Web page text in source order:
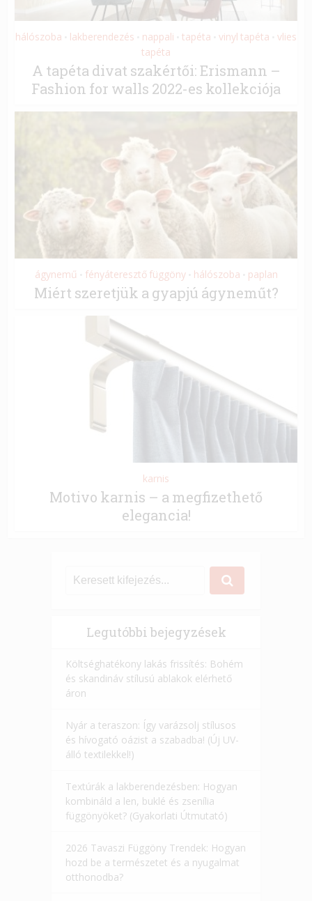
hálószoba lakberendezés nappali tapéta vinyl tapéta
vlies
tapéta
A tapéta divat szakértői: Erismann –
Fashion for walls 2022-es kollekciója
ágynemű fényáteresztő függöny hálószoba paplan
Miért szeretjük a gyapjú ágyneműt?
karnis
Motivo karnis – a megfizethető
elegancia!
Legutóbbi bejegyzések
Költséghatékony lakás frissítés: Bohém
és skandináv stílusú ablakok elérhető
áron
Nyár a teraszon: Így varázsolj stílusos
és hívogató oázist a szabadba! (Új UV-
álló textilekkel!)
Textúrák a lakberendezésben: Hogyan
kombináld a len, buklé és zsenília
függönyöket? (Gyakorlati Útmutató)
2026 Tavaszi Függöny Trendek: Hogyan
hozd be a természetet és a nyugalmat
otthonodba?